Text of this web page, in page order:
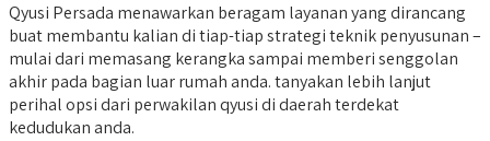
Qyusi Persada menawarkan beragam layanan yang dirancang
buat membantu kalian di tiap-tiap strategi teknik penyusunan –
mulai dari memasang kerangka sampai memberi senggolan
akhir pada bagian luar rumah anda. tanyakan lebih lanjut
perihal opsi dari perwakilan qyusi di daerah terdekat
kedudukan anda.